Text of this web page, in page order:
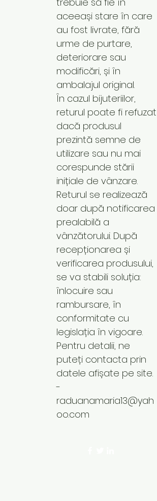
aceeași stare în care
au fost livrate, fără
urme de purtare,
deteriorare sau
modificări, și în
ambalajul original.
În cazul bijuteriilor,
returul poate fi refuzat
dacă produsul
prezintă semne de
utilizare sau nu mai
corespunde stării
inițiale de vânzare.
Returul se realizează
doar după notificarea
prealabilă a
vânzătorului. După
recepționarea și
verificarea produsului,
se va stabili soluția:
înlocuire sau
rambursare, în
conformitate cu
legislația în vigoare.
Pentru detalii, ne
puteți contacta prin
datele afișate pe site.
-
raduanamaria13@yah
oo.com